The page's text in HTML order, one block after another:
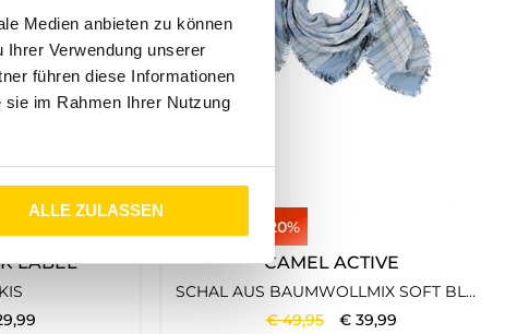
Medien anbieten zu können
Verwendung unserer
führen diese Informationen
im Rahmen Ihrer Nutzung
ALLE ZULASSEN
LABEL
,99
20%
CAMEL ACTIVE
SCHAL AUS BAUMWOLLMIX SOFT BLUE
€49,95 € 39,99